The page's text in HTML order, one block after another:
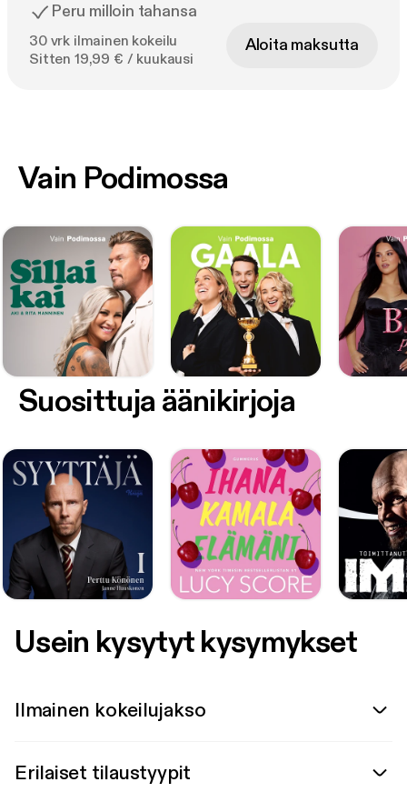
Peru milloin tahansa
30 vrk ilmainen kokeilu
Sitten 19,99 € / kuukausi
Aloita maksutta
Vain Podimossa
Suosittuja äänikirjoja
Usein kysytyt kysymykset
Ilmainen kokeilujakso
Erilaiset tilaustyypit